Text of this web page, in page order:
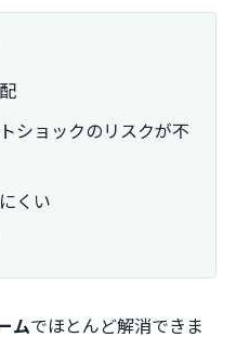
ショックのリスクが不
くい
ムでほとんど解消できま